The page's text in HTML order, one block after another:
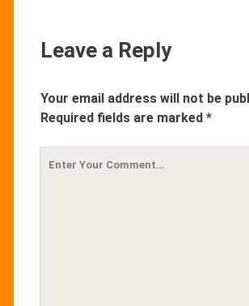
Leave a Reply
Your email address will not be
Required fields are marked *